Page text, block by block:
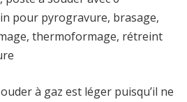
pour pyrogravure, brasage,
thermoformage, rétreint
à gaz est léger puisqu’il ne